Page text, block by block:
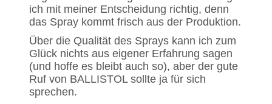
ich mit meiner Entscheidung richtig, denn
das Spray kommt frisch aus der Produktion.
Über die Qualität des Sprays kann ich zum
Glück nichts aus eigener Erfahrung sagen
(und hoffe es bleibt auch so), aber der gute
Ruf von BALLISTOL sollte ja für sich
sprechen.